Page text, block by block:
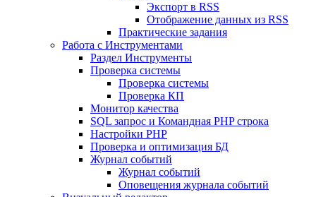
Экспорт в RSS
Отображение данных из RSS
Практические задания
Работа с Инструментами
Раздел Инструменты
Проверка системы
Проверка системы
Проверка КП
Монитор качества
SQL запрос и Командная PHP строка
Настройки PHP
Проверка и оптимизация БД
Журнал событий
Журнал событий
Оповещения журнала событий